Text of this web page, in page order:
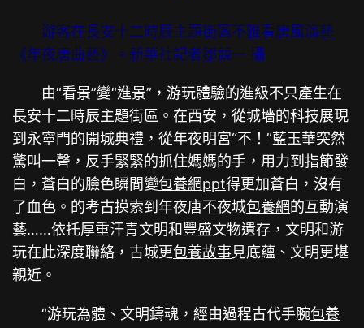
游客在長安十二時辰主題街區不雅看唐風演藝
《年夜唐曲藝》。新華社記者鄒競一 攝
由“看景”變“進景”，游玩體驗的進級不只產生在
長安十二時辰主題街區。在西安，從城墻的科技展現
到永寧門的開城典禮，從年夜明宮“不！”藍玉華突然
驚叫一聲，反手緊緊的抓住媽媽的手，用力到指節發
白，蒼白的臉色瞬間變包養網ppt得更加蒼白，沒有
了血色。的考古摸索到年夜唐不夜城包養網的互動演
藝……依托厚重汗青文明和豐盛文物遺存，文明和游
玩在此深度聯絡，古城更包養故事見底蘊、文明更堪
親近。
“游玩為體、文明鑄魂，經由過程古代手腕包養